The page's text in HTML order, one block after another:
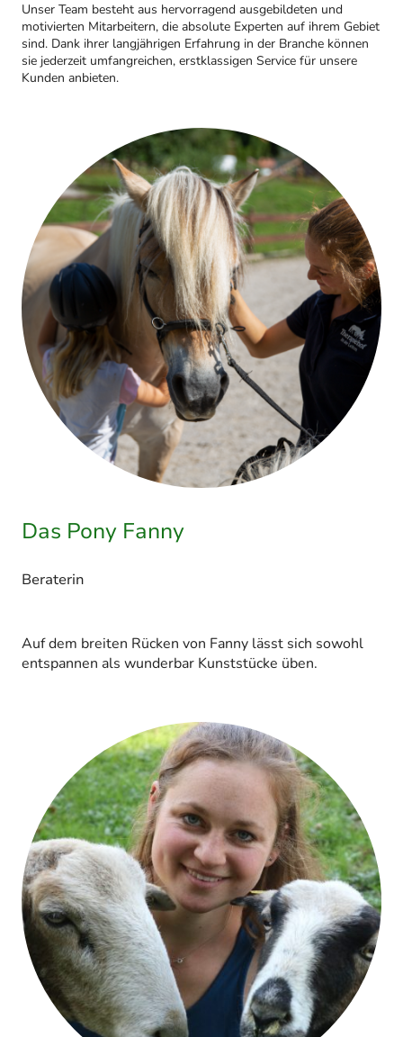
Unser Team besteht aus hervorragend ausgebildeten und
motivierten Mitarbeitern, die absolute Experten auf ihrem Gebiet
sind. Dank ihrer langjährigen Erfahrung in der Branche können
sie jederzeit umfangreichen, erstklassigen Service für unsere
Kunden anbieten.
Das Pony Fanny
Beraterin
Auf dem breiten Rücken von Fanny lässt sich sowohl
entspannen als wunderbar Kunststücke üben.